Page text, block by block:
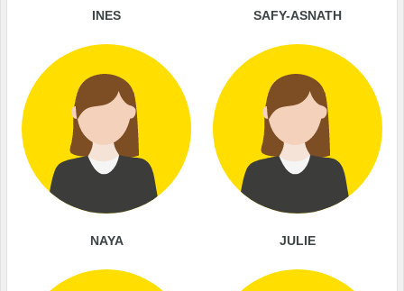
INES SAFY-ASNATH
NAYA JULIE